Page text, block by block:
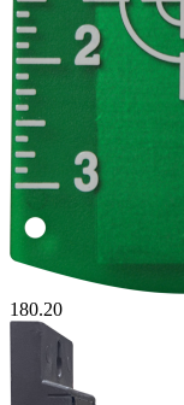
180.20